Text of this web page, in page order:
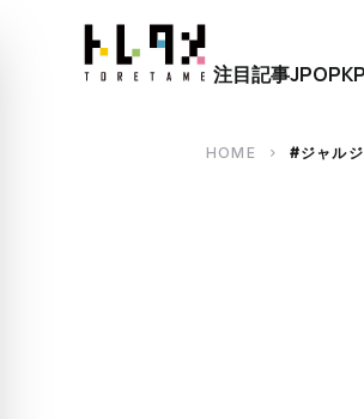
注目記事JPOP
HOME chevron_right #ジャル